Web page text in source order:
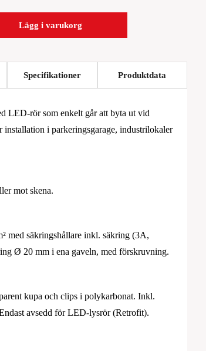
Lägg i varukorg
Specifikationer Produktdata
LED-rör som enkelt går att byta ut vid
installation i parkeringsgarage, industrilokaler
mot skena.
med säkringshållare inkl. säkring (3A,
Ø 20 mm i ena gaveln, med förskruvning.
kupa och clips i polykarbonat. Inkl.
avsedd för LED-lysrör (Retrofit).